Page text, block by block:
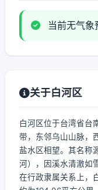
当前无气象
关于白河区
白河区位于台湾省台
带，东邻乌山山脉，
盐水区相望。其名
河），因溪水清澈如
在行政隶属关系上，